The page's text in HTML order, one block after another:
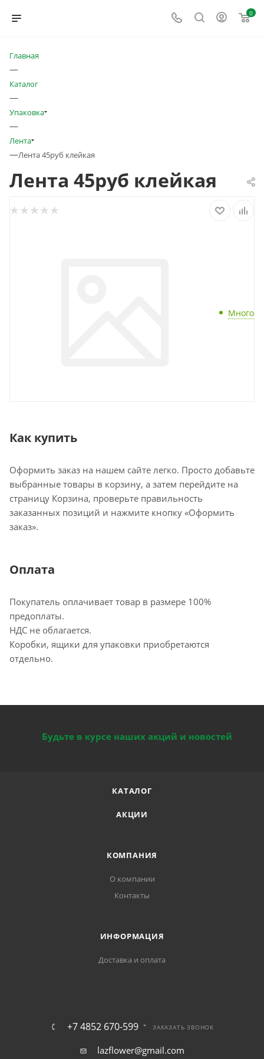
0
Главная
—
Каталог
—
Упаковка
—
Лента
—Лента 45руб клейкая
Лента 45руб клейкая
Много
Как купить
Оформить заказ на нашем сайте легко. Просто добавьте
выбранные товары в корзину, а затем перейдите на
страницу Корзина, проверьте правильность
заказанных позиций и нажмите кнопку «Оформить
заказ».
Оплата
Покупатель оплачивает товар в размере 100%
предоплаты.
НДС не облагается.
Коробки, ящики для упаковки приобретаются
отдельно.
Будьте в курсе наших акций и новостей
КАТАЛОГ
АКЦИИ
КОМПАНИЯ
О компании
Контакты
ИНФОРМАЦИЯ
Доставка и оплата
+7 4852 670-599 ЗАКАЗАТЬ ЗВОНОК
lazflower@gmail.com